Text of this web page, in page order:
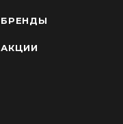
БРЕНДЫ
АКЦИИ